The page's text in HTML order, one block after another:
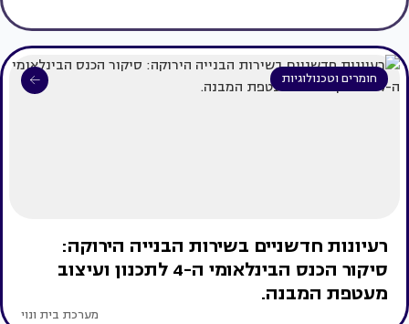
חומרים וטכנולוגיות
רעיונות חדשניים בשירות הבנייה הירוקה:
סיקור הכנס הבינלאומי ה-4 לתכנון ועיצוב
מעטפת המבנה.
מערכת בית ונוי